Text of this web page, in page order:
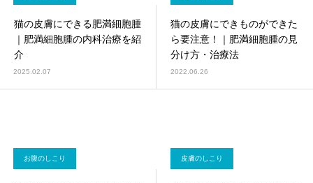
画像診断科 軟部外科
猫の皮膚にできる肥満細胞腫
｜肥満細胞腫の内科治療を紹
介
2025.02.07
猫の皮膚にできものができた
ら要注意！｜肥満細胞腫の見
分け方・治療法
2022.06.26
お腹のしこり 皮膚のしこり